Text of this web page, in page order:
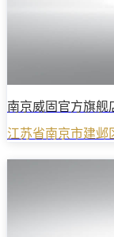
南京威固官方旗舰
江苏省南京市建邺